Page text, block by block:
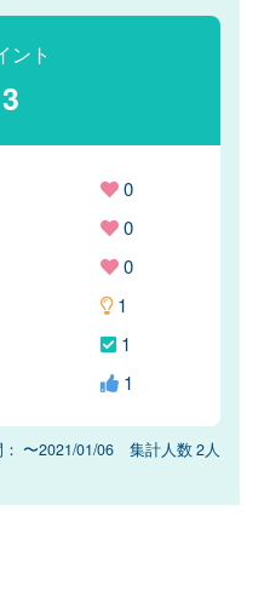
ント
3
0
0
0
1
1
1
〜2021/01/06 集計人数 2人